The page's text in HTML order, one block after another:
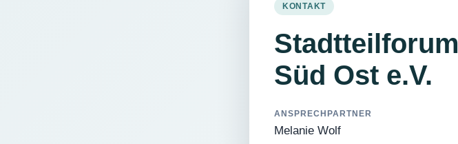
KONTAKT
Stadtteilforum
Süd Ost e.V.
ANSPRECHPARTNER
Melanie Wolf